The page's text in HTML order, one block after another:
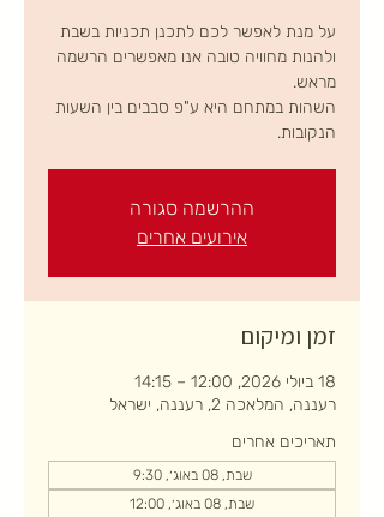
על מנת לאפשר לכם לתכנן תכניות בשבת
ולהנות מחוויה טובה אנו מאפשרים הרשמה
השהות במתחם היא ע"פ סבבים בין השעות
הנקובות.
ההרשמה סגורה
אירועים אחרים
זמן ומיקום
18 ביולי 2026, 12:00 – 14:15
רעננה, המלאכה 2, רעננה, ישראל
תאריכים אחרים
שבת, 08 באוג׳, 9:30
שבת, 08 באוג׳, 12:00